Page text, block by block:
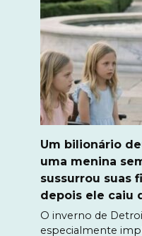
Um bilionário
uma menina
sussurrou suas
depois ele caiu
O inverno de
especialmente